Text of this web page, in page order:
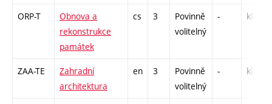
ORP-T
Obnova a
rekonstrukce
památek
cs 3
Povinně
volitelný
- kl
ZAA-TE
Zahradní
architektura
en 3
Povinně
volitelný
- kl